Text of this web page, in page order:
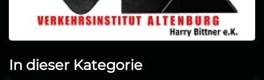
In dieser Kategorie